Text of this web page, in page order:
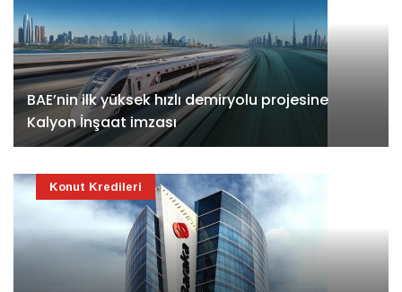
BAE’nin ilk yüksek hızlı demiryolu projesine
Kalyon İnşaat imzası
Konut Kredileri